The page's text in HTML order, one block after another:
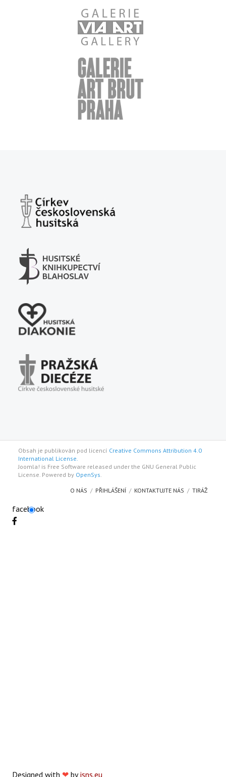
Obsah je publikován pod licencí Creative Commons Attribution 4.0
International License.
Joomla! is Free Software released under the GNU General Public
License. Powered by OpenSys
O NÁS PŘIHLÁŠENÍ KONTAKTUJTE NÁS TIRÁŽ
facebook
Designed with ❤ byjsns.eu